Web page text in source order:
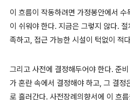
이 흐름이 작동하려면 가정봉안에서 수
이 쉬워야 한다. 지금은 그렇지 않다.
족하고, 접근 가능한 시설이 턱없이 적
그리고 사전에 결정해두어야 한다. 준
가 혼란 속에서 결정해야 하고, 그 결정
로 흘러간다. 사전장례의향서에 이 흐